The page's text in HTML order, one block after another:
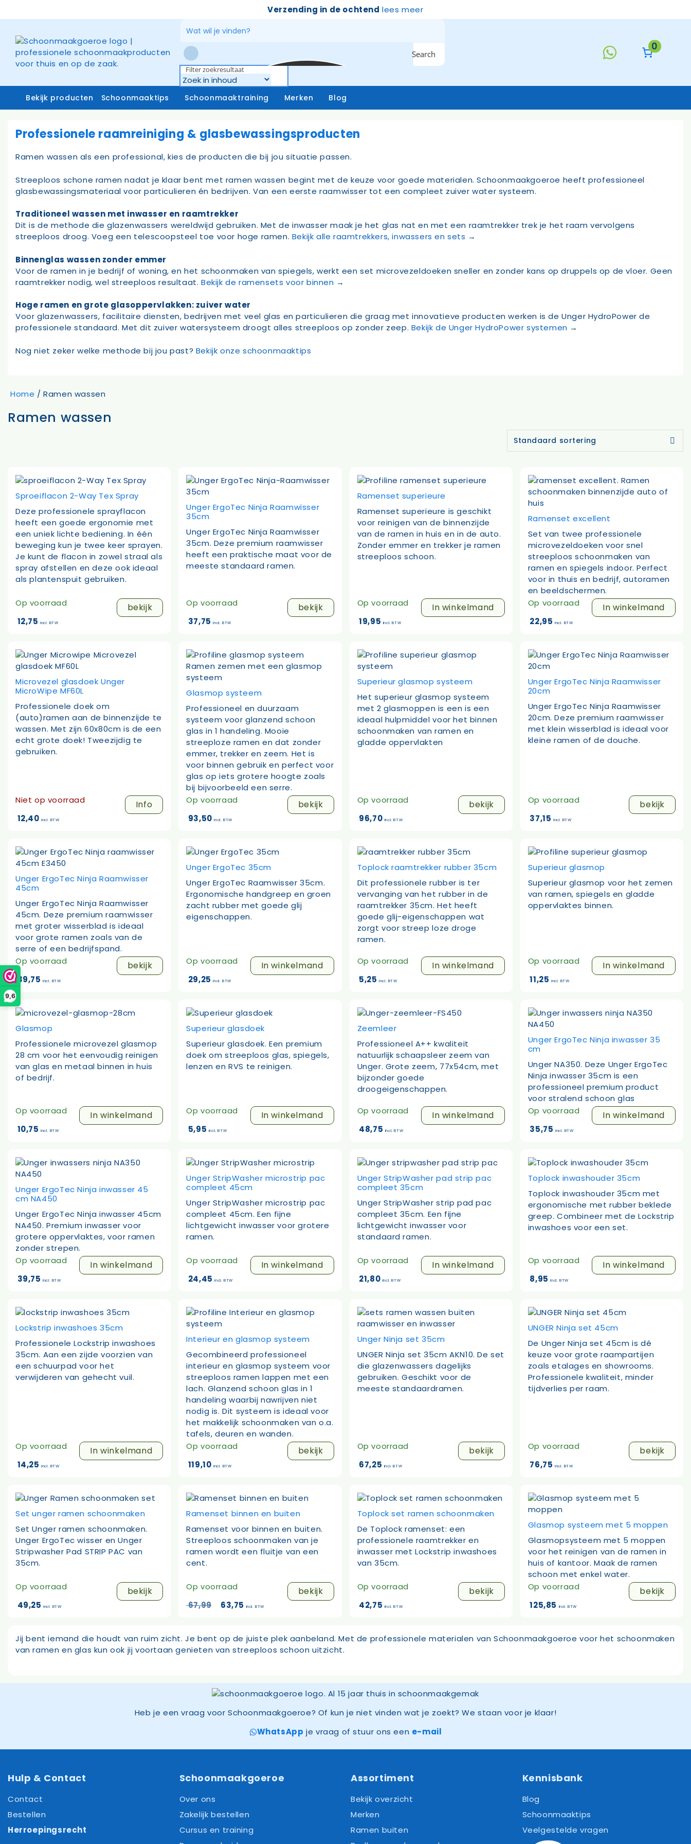
9,6
inhoud
Verzending in de ochtend lees meer
Search
Filter zoekresultaat
0
Bekijk producten
Schoonmaakmiddelen
Systemen vloerreiniging
Vloer- en glasmoppen
Schoonmaakmachines
Stofzakken
Zuiverwatersystemen
Raamreiniging – binnen
Glasdoeken
Borstels & bezems
Vloertrekkers
Sponzen
Op=op
Toiletborstels
Handzeep
Schoonmaaktips Schoonmaaktraining Merken Blog
Professionele raamreiniging & glasbewassingsproducten
Ramen wassen als een professional, kies de producten die bij jou situatie passen.
Streeploos schone ramen nadat je klaar bent met ramen wassen begint met de keuze voor goede materialen. Schoonmaakgoeroe heeft professioneel
glasbewassingsmateriaal voor particulieren én bedrijven. Van een eerste raamwisser tot een compleet zuiver water systeem.
Traditioneel wassen met inwasser en raamtrekker
Dit is de methode die glazenwassers wereldwijd gebruiken. Met de inwasser maak je het glas nat en met een raamtrekker trek je het raam vervolgens
streeploos droog. Voeg een telescoopsteel toe voor hoge ramen. Bekijk alle raamtrekkers, inwassers en sets →
Binnenglas wassen zonder emmer
Voor de ramen in je bedrijf of woning, en het schoonmaken van spiegels, werkt een set microvezeldoeken sneller en zonder kans op druppels op de vloer. Geen
raamtrekker nodig, wel streeploos resultaat.Bekijk de ramensets voor binnen →
Hoge ramen en grote glasoppervlakken: zuiver water
Voor glazenwassers, facilitaire diensten, bedrijven met veel glas en particulieren die graag met innovatieve producten werken is de Unger HydroPower de
professionele standaard. Met dit zuiver watersysteem droogt alles streeploos op zonder zeep. Bekijk de Unger HydroPower systemen →
Nog niet zeker welke methode bij jou past? Bekijk onze schoonmaaktips
Home / Ramen wassen
Ramen wassen
Sproeiflacon 2-Way Tex Spray
Deze professionele sprayflacon
heeft een goede ergonomie met
een uniek lichte bediening. In één
beweging kun je twee keer sprayen.
Je kunt de flacon in zowel straal als
spray afstellen en deze ook ideaal
als plantenspuit gebruiken.
Op voorraad bekijk
12,75 incl. BTW
Unger ErgoTec Ninja Raamwisser
35cm
Unger ErgoTec Ninja Raamwisser
35cm. Deze premium raamwisser
heeft een praktische maat voor de
meeste standaard ramen.
Op voorraad bekijk
37,75 incl. BTW
Ramenset superieure
Ramenset superieure is geschikt
voor reinigen van de binnenzijde
van de ramen in huis en in de auto.
Zonder emmer en trekker je ramen
streeploos schoon.
Op voorraad In winkelmand
19,95 incl. BTW
Ramenset excellent
Set van twee professionele
microvezeldoeken voor snel
streeploos schoonmaken van
ramen en spiegels indoor. Perfect
voor in thuis en bedrijf, autoramen
en beeldschermen.
Op voorraad
In winkelmand
22,95 incl. BTW
Microvezel glasdoek Unger
MicroWipe MF60L
Professionele doek om
(auto)ramen aan de binnenzijde te
wassen. Met zijn 60x80cm is de een
echt grote doek! Tweezijdig te
gebruiken.
Niet op voorraad Info
12,40 incl. BTW
Glasmop systeem
Professioneel en duurzaam
systeem voor glanzend schoon
glas in 1 handeling. Mooie
streeploze ramen en dat zonder
emmer, trekker en zeem. Het is
voor binnen gebruik en perfect voor
glas op iets grotere hoogte zoals
bij bijvoorbeeld een serre.
Op voorraad
bekijk
93,50 incl. BTW
Superieur glasmop systeem
Het superieur glasmop systeem
met 2 glasmoppen is een is een
ideaal hulpmiddel voor het binnen
schoonmaken van ramen en
gladde oppervlakten
Op voorraad bekijk
96,70 incl. BTW
Unger ErgoTec Ninja Raamwisser
20cm
Unger ErgoTec Ninja Raamwisser
20cm. Deze premium raamwisser
met klein wisserblad is ideaal voor
kleine ramen of de douche.
Op voorraad bekijk
37,15 incl. BTW
Unger ErgoTec Ninja Raamwisser
45cm
Unger ErgoTec Ninja Raamwisser
45cm. Deze premium raamwisser
met groter wisserblad is ideaal
voor grote ramen zoals van de
serre of een bedrijfspand.
Op voorraad
bekijk
39,75 incl. BTW
Unger ErgoTec 35cm
Unger ErgoTec Raamwisser 35cm.
Ergonomische handgreep en groen
zacht rubber met goede glij
eigenschappen.
Op voorraad In winkelmand
29,25 incl. BTW
Toplock raamtrekker rubber 35cm
Dit professionele rubber is ter
vervanging van het rubber in de
raamtrekker 35cm. Het heeft
goede glij-eigenschappen wat
zorgt voor streep loze droge
ramen.
Op voorraad
In winkelmand
5,25 incl. BTW
Superieur glasmop
Superieur glasmop voor het zemen
van ramen, spiegels en gladde
oppervlaktes binnen.
Op voorraad In winkelmand
11,25 incl. BTW
Glasmop
Professionele microvezel glasmop
28 cm voor het eenvoudig reinigen
van glas en metaal binnen in huis
of bedrijf.
Op voorraad In winkelmand
10,75 incl. BTW
Superieur glasdoek
Superieur glasdoek. Een premium
doek om streeploos glas, spiegels,
lenzen en RVS te reinigen.
Op voorraad In winkelmand
5,95 incl. BTW
Zeemleer
Professioneel A++ kwaliteit
natuurlijk schaapsleer zeem van
Unger. Grote zeem, 77x54cm, met
bijzonder goede
droogeigenschappen.
Op voorraad
In winkelmand
48,75 incl. BTW
Unger ErgoTec Ninja inwasser 35
cm
Unger NA350. Deze Unger ErgoTec
Ninja inwasser 35cm is een
professioneel premium product
voor stralend schoon glas
Op voorraad
In winkelmand
35,75 incl. BTW
Unger ErgoTec Ninja inwasser 45
cm NA450
Unger ErgoTec Ninja inwasser 45cm
NA450. Premium inwasser voor
grotere oppervlaktes, voor ramen
zonder strepen.
Op voorraad
In winkelmand
39,75 incl. BTW
Unger StripWasher microstrip pac
compleet 45cm
Unger StripWasher microstrip pac
compleet 45cm. Een fijne
lichtgewicht inwasser voor grotere
ramen.
Op voorraad In winkelmand
24,45 incl. BTW
Unger StripWasher pad strip pac
compleet 35cm
Unger StripWasher strip pad pac
compleet 35cm. Een fijne
lichtgewicht inwasser voor
standaard ramen.
Op voorraad In winkelmand
21,80 incl. BTW
Toplock inwashouder 35cm
Toplock inwashouder 35cm met
ergonomische met rubber beklede
greep. Combineer met de Lockstrip
inwashoes voor een set.
Op voorraad In winkelmand
8,95 incl. BTW
Lockstrip inwashoes 35cm
Professionele Lockstrip inwashoes
35cm. Aan een zijde voorzien van
een schuurpad voor het
verwijderen van gehecht vuil.
Op voorraad In winkelmand
14,25 incl. BTW
Interieur en glasmop systeem
Gecombineerd professioneel
interieur en glasmop systeem voor
streeploos ramen lappen met een
lach. Glanzend schoon glas in 1
handeling waarbij nawrijven niet
nodig is. Dit systeem is ideaal voor
het makkelijk schoonmaken van o.a.
tafels, deuren en wanden.
Op voorraad
bekijk
119,10 incl. BTW
Unger Ninja set 35cm
UNGER Ninja set 35cm AKN10. De set
die glazenwassers dagelijks
gebruiken. Geschikt voor de
meeste standaardramen.
Op voorraad bekijk
67,25 incl. BTW
UNGER Ninja set 45cm
De Unger Ninja set 45cm is dé
keuze voor grote raampartijen
zoals etalages en showrooms.
Professionele kwaliteit, minder
tijdverlies per raam.
Op voorraad bekijk
76,75 incl. BTW
Set unger ramen schoonmaken
Set Unger ramen schoonmaken.
Unger ErgoTec wisser en Unger
Stripwasher Pad STRIP PAC van
35cm.
Op voorraad bekijk
49,25 incl. BTW
Ramenset binnen en buiten
Ramenset voor binnen en buiten.
Streeploos schoonmaken van je
ramen wordt een fluitje van een
cent.
Op voorraad bekijk
67,99
Oorspronkelijke
63,75 Huidige
incl. BTW
Toplock set ramen schoonmaken
De Toplock ramenset: een
professionele raamtrekker en
inwasser met Lockstrip inwashoes
van 35cm.
Op voorraad bekijk
42,75 incl. BTW
Glasmop systeem met 5 moppen
Glasmopsysteem met 5 moppen
voor het reinigen van de ramen in
huis of kantoor. Maak de ramen
schoon met enkel water.
Op voorraad
bekijk
125,85 incl. BTW
Jij bent iemand die houdt van ruim zicht. Je bent op de juiste plek aanbeland. Met de professionele materialen van Schoonmaakgoeroe voor het schoonmaken
van ramen en glas kun ook jij voortaan genieten van streeploos schoon uitzicht.
Heb je een vraag voor Schoonmaakgoeroe? Of kun je niet vinden wat je zoekt? We staan voor je klaar!
WhatsApp je vraag of stuur ons een e-mail
Hulp & Contact
Contact
Bestellen
Herroepingsrecht
Schoonmaakgoeroe
Over ons
Zakelijk bestellen
Cursus en training
Assortiment
Bekijk overzicht
Merken
Ramen buiten
Kennisbank
Blog
Schoonmaaktips
Veelgestelde vragen